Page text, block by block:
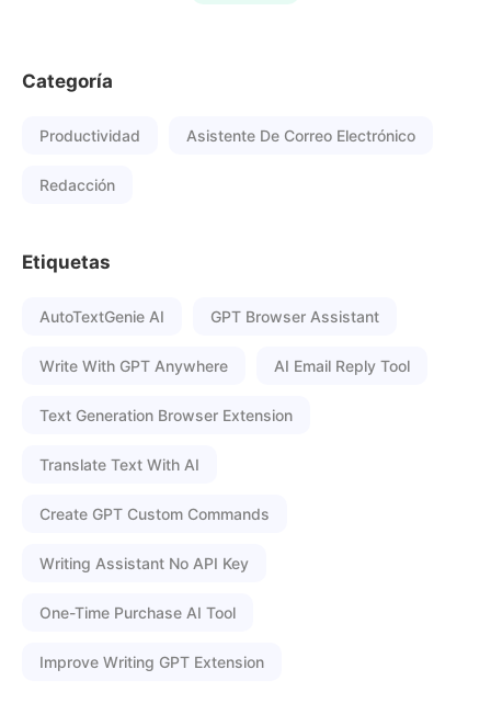
Categoría
Productividad Asistente De Correo Electrónico
Redacción
Etiquetas
AutoTextGenie AI GPT Browser Assistant
Write With GPT Anywhere AI Email Reply Tool
Text Generation Browser Extension
Translate Text With AI
Create GPT Custom Commands
Writing Assistant No API Key
One-Time Purchase AI Tool
Improve Writing GPT Extension